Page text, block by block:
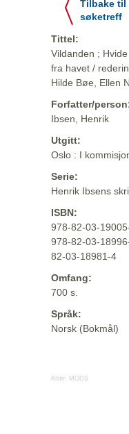
Tilbake til
søketreff
Tittel:
Vildanden ;
fra havet /
Hilde Bøe, Ellen
Forfatter/
Ibsen, Henrik
Utgitt:
Oslo : I
Serie:
Henrik Ibsens
ISBN:
978-82-03-
978-82-03-
82-03-18981-4
Omfang:
700 s.
Språk:
Norsk (Bokmål)
Kilde: MODS